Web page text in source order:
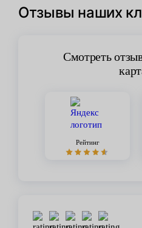
Отзывы наших
Смотреть
Рейтинг